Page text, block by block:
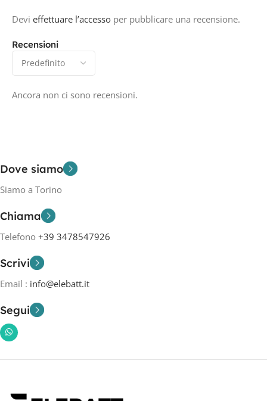
Recensioni
Ancora non ci sono recensioni.
Devi effettuare l’accesso per pubblicare una recensione.
Dove siamo
Siamo a Torino
Chiama
Telefono +39 3478547926
Scrivi
Email : info@elebatt.it
Segui